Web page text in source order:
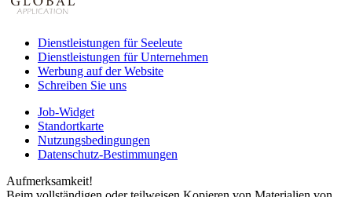
Dienstleistungen für Seeleute
Dienstleistungen für Unternehmen
Werbung auf der Website
Schreiben Sie uns
Job-Widget
Standortkarte
Nutzungsbedingungen
Datenschutz-Bestimmungen
Aufmerksamkeit!